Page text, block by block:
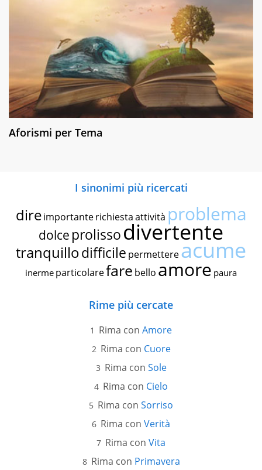
Aforismi per Tema
I sinonimi più ricercati
dire importante richiestaattività problema
dolce prolissodivertente
tranquillodifficile permettereacume
inerme particolarefare bello amore paura
Rime più cercate
Rima con Amore
Rima con Cuore
Rima con Sole
Rima con Cielo
Rima con Sorriso
Rima con Verità
Rima con Vita
Rima con Primavera